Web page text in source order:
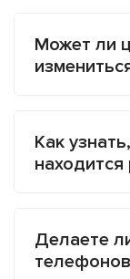
Может ли
Как
находится
Делаете